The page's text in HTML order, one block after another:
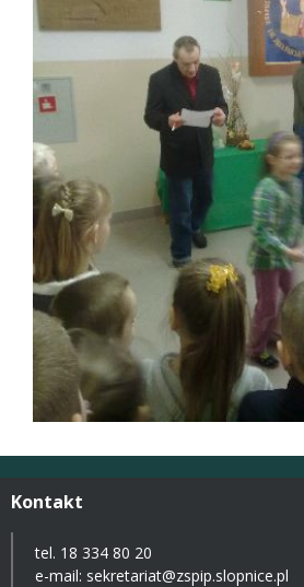
Kontakt
tel. 18 334 80 20
e-mail: sekretariat@zspip.slopnice.pl